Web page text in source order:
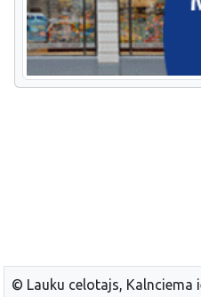
© Lauku celotajs, Kalnciema